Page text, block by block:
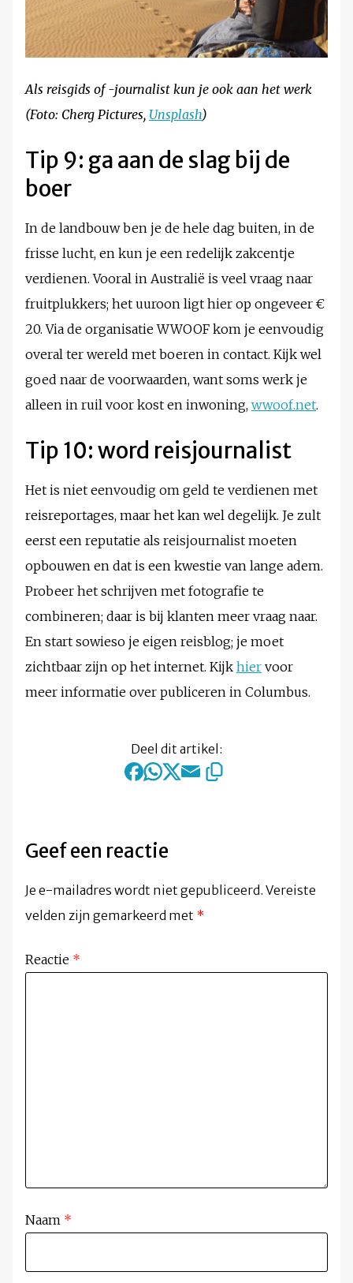
Als reisgids of -journalist kun je ook aan het werk
(Foto: Cherg Pictures, Unsplash)
Tip 9: ga aan de slag bij de
boer
In de landbouw ben je de hele dag buiten, in de
frisse lucht, en kun je een redelijk zakcentje
verdienen. Vooral in Australië is veel vraag naar
fruitplukkers; het uuroon ligt hier op ongeveer €
20. Via de organisatie WWOOF kom je eenvoudig
overal ter wereld met boeren in contact. Kijk wel
goed naar de voorwaarden, want soms werk je
alleen in ruil voor kost en inwoning, wwoof.net.
Tip 10: word reisjournalist
Het is niet eenvoudig om geld te verdienen met
reisreportages, maar het kan wel degelijk. Je zult
eerst een reputatie als reisjournalist moeten
opbouwen en dat is een kwestie van lange adem.
Probeer het schrijven met fotografie te
combineren; daar is bij klanten meer vraag naar.
En start sowieso je eigen reisblog; je moet
zichtbaar zijn op het internet. Kijk hier voor
meer informatie over publiceren in Columbus.
Deel dit artikel:
Geef een reactie
Je e-mailadres wordt niet gepubliceerd. Vereiste
velden zijn gemarkeerd met *
Reactie *
Naam *